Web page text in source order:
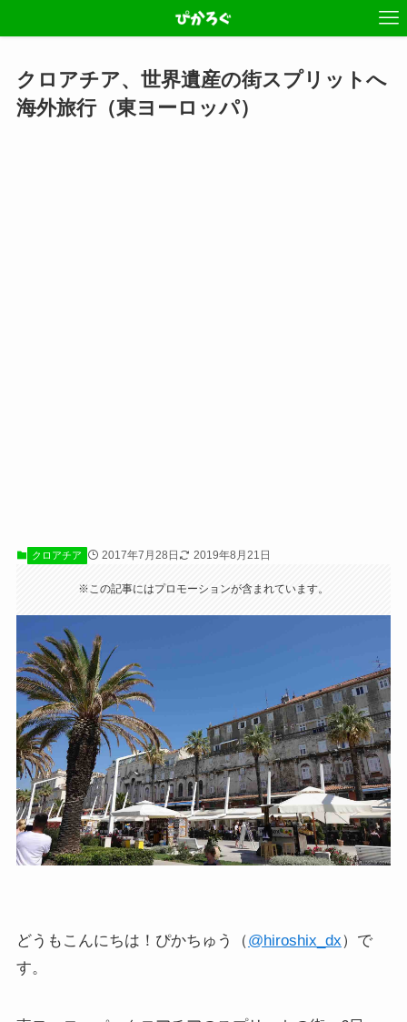
クロアチア、世界遺産の街スプリットへ
海外旅行（東ヨーロッパ）
クロアチア 2017年7月28日 2019年8月21日
※この記事にはプロモーションが含まれています。
どうもこんにちは！ぴかちゅう（@hiroshix_dx）で
す。